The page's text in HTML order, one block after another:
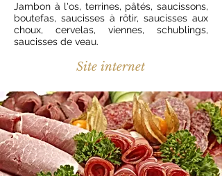
Jambon à l'os, terrines, pâtés, saucissons,
boutefas, saucisses à rôtir, saucisses aux
choux, cervelas, viennes, schublings,
saucisses de veau.
Site internet